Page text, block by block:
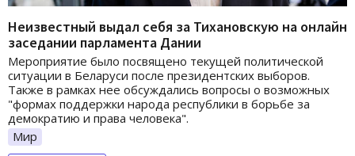
Неизвестный выдал себя за Тихановскую на онлайн
заседании парламента Дании
Мероприятие было посвящено текущей политической
ситуации в Беларуси после президентских выборов.
Также в рамках нее обсуждались вопросы о возможных
"формах поддержки народа республики в борьбе за
демократию и права человека".
Мир